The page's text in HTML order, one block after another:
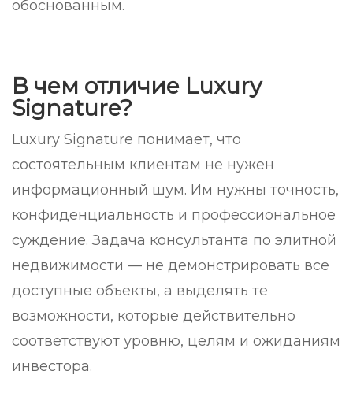
обоснованным.
В чем отличие Luxury
Signature?
Luxury Signature понимает, что
состоятельным клиентам не нужен
информационный шум. Им нужны точность,
конфиденциальность и профессиональное
суждение. Задача консультанта по элитной
недвижимости — не демонстрировать все
доступные объекты, а выделять те
возможности, которые действительно
соответствуют уровню, целям и ожиданиям
инвестора.